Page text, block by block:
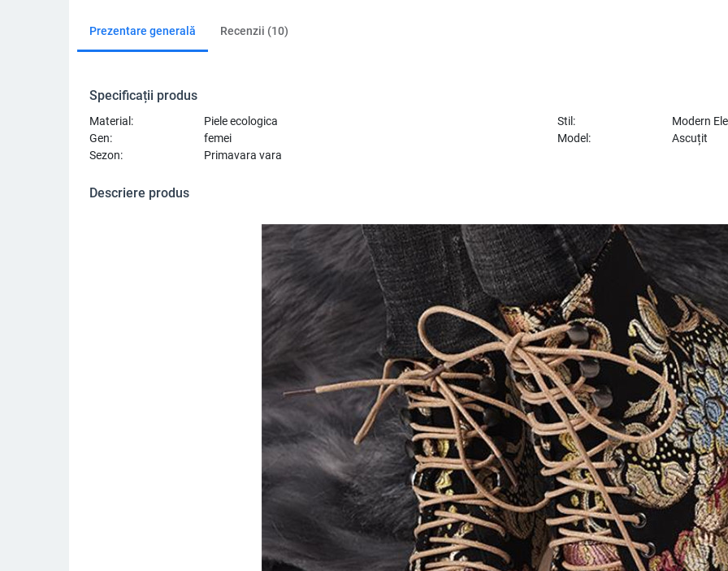
Prezentare generală Recenzii (10)
Specificații produs
Material: Piele ecologica Stil:
Modern
Gen:
femei Model:
Ascuțit
Sezon:
Primavara vara
Descriere produs